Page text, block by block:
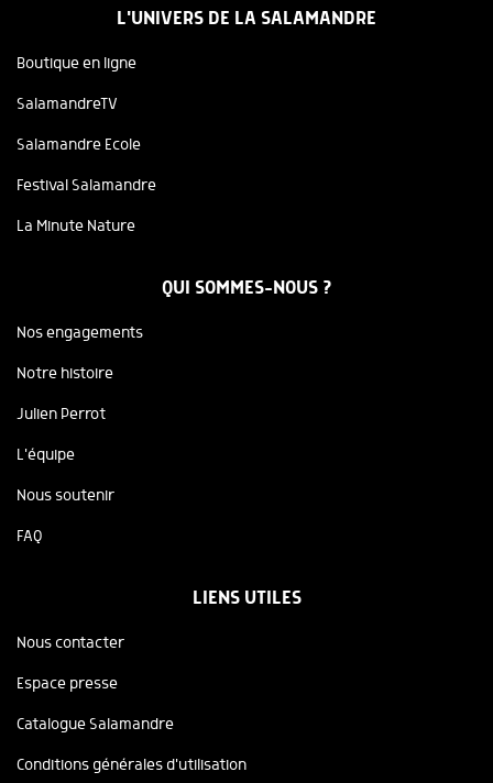
L'UNIVERS DE LA SALAMANDRE
Boutique en ligne
SalamandreTV
Salamandre Ecole
Festival Salamandre
La Minute Nature
QUI SOMMES-NOUS ?
Nos engagements
Notre histoire
Julien Perrot
L'équipe
Nous soutenir
FAQ
LIENS UTILES
Nous contacter
Espace presse
Catalogue Salamandre
Conditions générales d'utilisation